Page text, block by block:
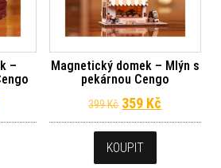
–
cena byla: 399 Kč.
cena je: 359 Kč.
Magnetický domek – Mlýn s
pekárnou Cengo
399Kč Původní cena
359 Kč
KOUPIT